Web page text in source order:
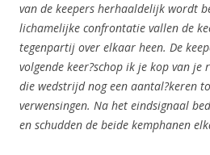
van de keepers herhaaldelijk wordt
lichamelijke confrontatie vallen de
tegenpartij over elkaar heen. De
volgende keer?schop ik je kop van
die wedstrijd nog een aantal?keren
verwensingen. Na het eindsignaal
en schudden de beide kemphanen